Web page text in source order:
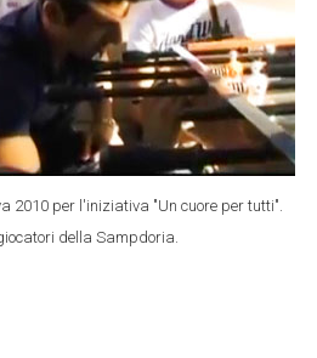
2010 per l'iniziativa "Un cuore per tutti".
della Sampdoria.